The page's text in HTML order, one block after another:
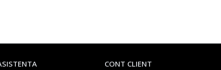
CONT CLIENT